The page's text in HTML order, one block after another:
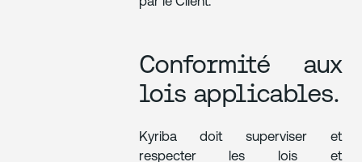
Conformité aux
lois applicables.
Kyriba doit superviser et
respecter les lois et